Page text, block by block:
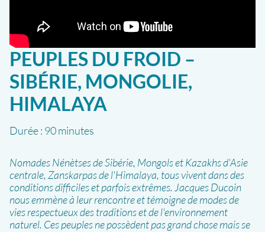
PEUPLES DU FROID –
SIBÉRIE, MONGOLIE,
HIMALAYA
Durée : 90 minutes
Nomades Nénètses de Sibérie, Mongols et Kazakhs d'Asie
centrale, Zanskarpas de l'Himalaya, tous vivent dans des
conditions difficiles et parfois extrêmes. Jacques Ducoin
nous emmène à leur rencontre et témoigne de modes de
vies respectueux des traditions et de l'environnement
naturel. Ces peuples ne possèdent pas grand chose mais se